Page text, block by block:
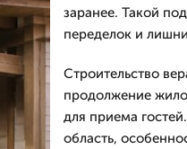
заранее. Такой
переделок и
Строительство
продолжение
для приема
область,